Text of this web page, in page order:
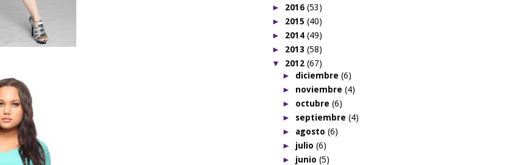
► 2016 (53)
► 2015 (40)
► 2014 (49)
► 2013 (58)
▼ 2012 (67)
► diciembre (6)
► noviembre (4)
► octubre (6)
► septiembre (4)
► agosto (6)
► julio (6)
► junio (5)